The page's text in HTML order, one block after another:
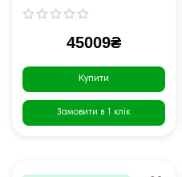
45009₴
Купити
Замовити в 1 клік